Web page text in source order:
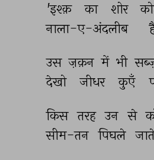
'इश्क़ का शोर
नाला-ए-अंदलीब
उस ज़क़न में भी
देखो
जीधर कुएँ
किस तरह उन से
सीम-तन पिघले